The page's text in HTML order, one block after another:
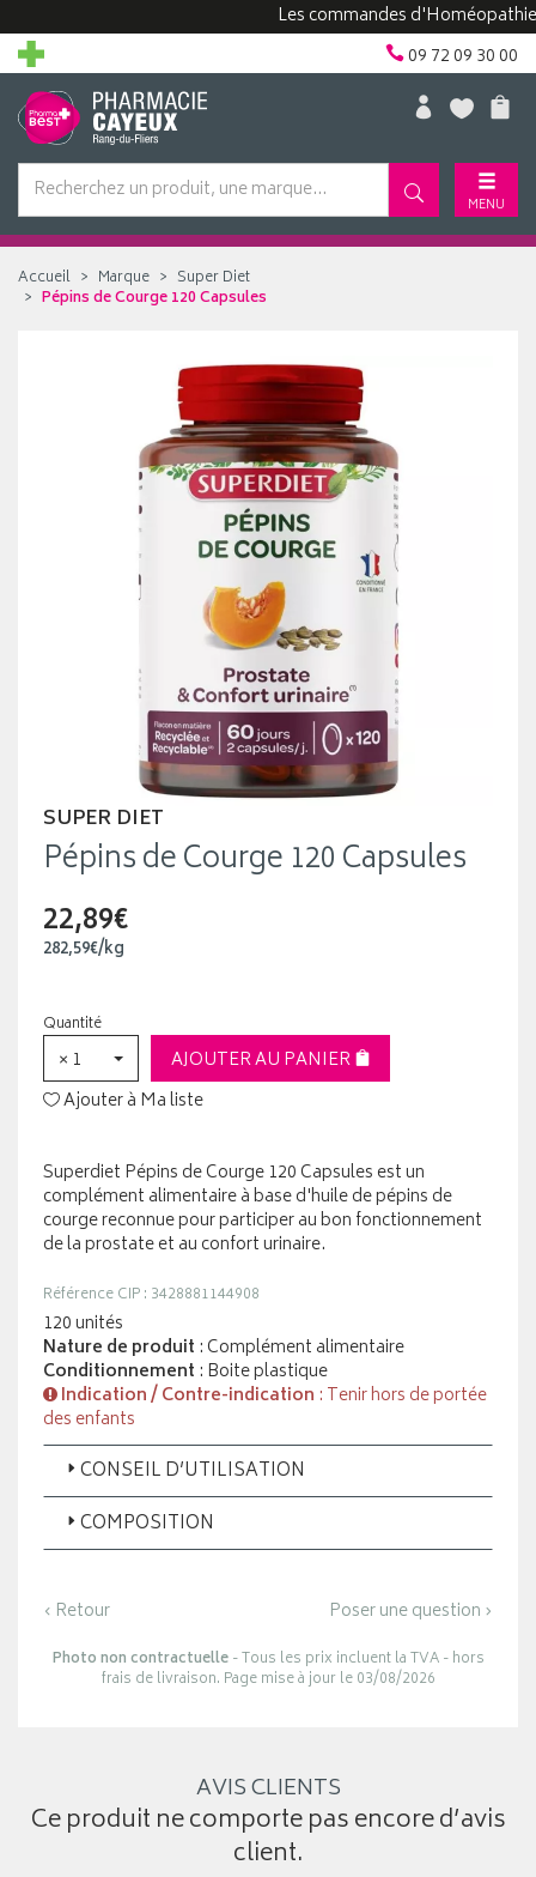
Les commandes d'Homéopathie
09 72 09 30 00
MENU
Accueil Marque
Super Diet
Pépins de Courge 120 Capsules
SUPER DIET
Pépins de Courge 120 Capsules
22,89€
282,59€/kg
Quantité
× 1
AJOUTER AU PANIER
Ajouter à Ma liste
Superdiet Pépins de Courge 120 Capsules est un
complément alimentaire à base d'huile de pépins de
courge reconnue pour participer au bon fonctionnement
de la prostate et au confort urinaire.
Référence CIP : 3428881144908
120 unités
Nature de produit : Complément alimentaire
Conditionnement : Boite plastique
Indication / Contre-indication : Tenir hors de portée
des enfants
CONSEIL D’UTILISATION
COMPOSITION
‹ Retour Poser une question ›
Photo non contractuelle- Tous les prix incluent la TVA - hors
frais de livraison. Page mise à jour le 03/08/2026
AVIS CLIENTS
Ce produit ne comporte pas encore d’avis
client.